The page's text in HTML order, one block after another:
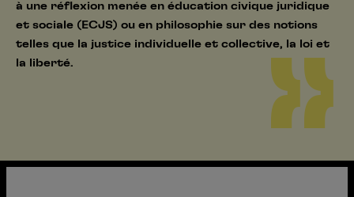
à une réflexion menée en éducation civique juridique
et sociale (ECJS) ou en philosophie sur des notions
telles que la justice individuelle et collective, la loi et
la liberté.